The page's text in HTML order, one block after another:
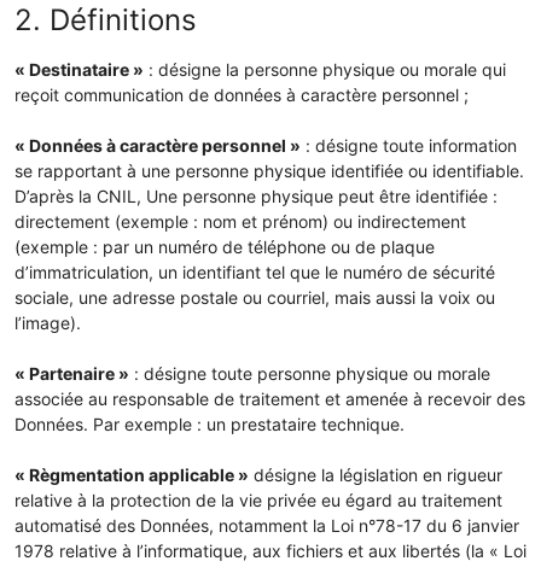
2. Définitions
« Destinataire » : désigne la personne physique ou morale qui
reçoit communication de données à caractère personnel ;
« Données à caractère personnel » : désigne toute information
se rapportant à une personne physique identifiée ou identifiable.
D’après la CNIL, Une personne physique peut être identifiée :
directement (exemple : nom et prénom) ou indirectement
(exemple : par un numéro de téléphone ou de plaque
d’immatriculation, un identifiant tel que le numéro de sécurité
sociale, une adresse postale ou courriel, mais aussi la voix ou
l’image).
« Partenaire » : désigne toute personne physique ou morale
associée au responsable de traitement et amenée à recevoir des
Données. Par exemple : un prestataire technique.
« Règmentation applicable » désigne la législation en rigueur
relative à la protection de la vie privée eu égard au traitement
automatisé des Données, notamment la Loi n°78-17 du 6 janvier
1978 relative à l’informatique, aux fichiers et aux libertés (la « Loi